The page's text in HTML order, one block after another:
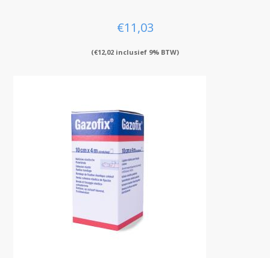
€11,03
(€12,02 inclusief 9% BTW)